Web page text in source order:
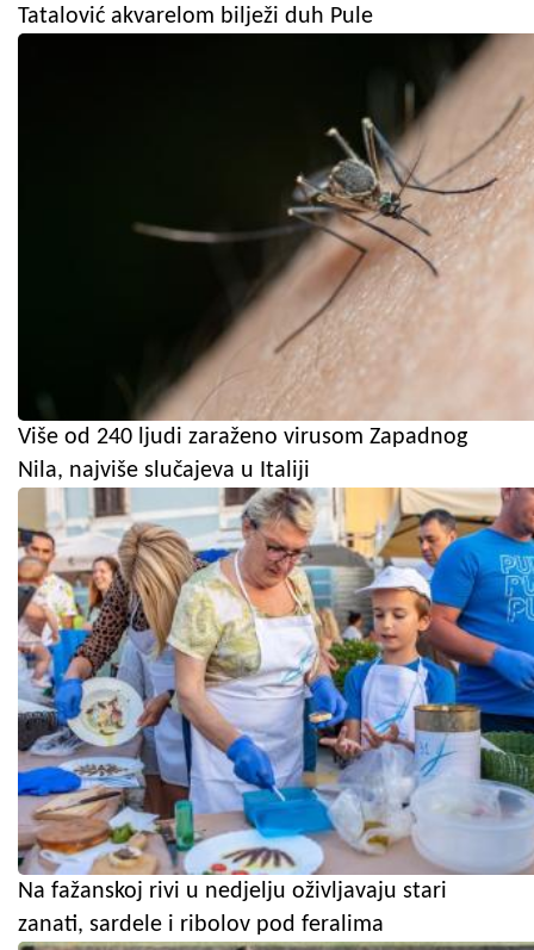
Tatalović akvarelom bilježi duh Pule
Više od 240 ljudi zaraženo virusom Zapadnog
Nila, najviše slučajeva u Italiji
Na fažanskoj rivi u nedjelju oživljavaju stari
zanati, sardele i ribolov pod feralima